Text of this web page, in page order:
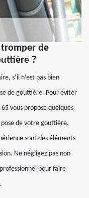
de
?
s’il n’est pas bien
de gouttière. Pour éviter
vous propose quelques
de votre gouttière.
sont des éléments
Ne négligez pas non
pour faire